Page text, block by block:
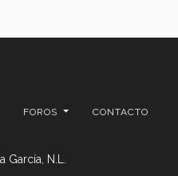
FOROS CONTACTO
N.L.